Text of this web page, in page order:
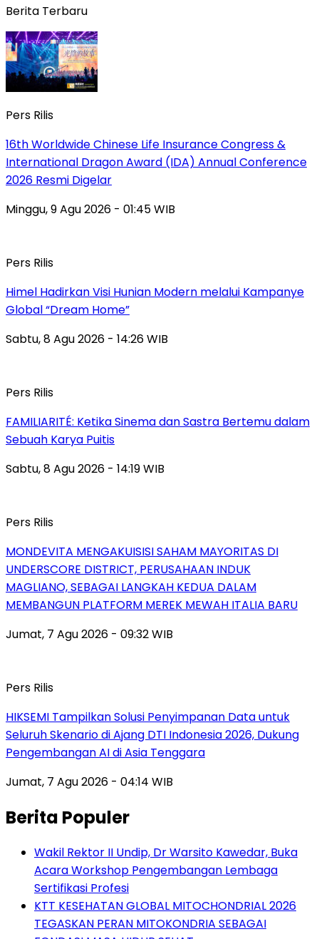
Berita Terbaru
Pers Rilis
16th Worldwide Chinese Life Insurance Congress &
International Dragon Award (IDA) Annual Conference
2026 Resmi Digelar
Minggu, 9 Agu 2026 - 01:45 WIB
Pers Rilis
Himel Hadirkan Visi Hunian Modern melalui Kampanye
Global “Dream Home”
Sabtu, 8 Agu 2026 - 14:26 WIB
Pers Rilis
FAMILIARITÉ: Ketika Sinema dan Sastra Bertemu dalam
Sebuah Karya Puitis
Sabtu, 8 Agu 2026 - 14:19 WIB
Pers Rilis
MONDEVITA MENGAKUISISI SAHAM MAYORITAS DI
UNDERSCORE DISTRICT, PERUSAHAAN INDUK
MAGLIANO, SEBAGAI LANGKAH KEDUA DALAM
MEMBANGUN PLATFORM MEREK MEWAH ITALIA BARU
Jumat, 7 Agu 2026 - 09:32 WIB
Pers Rilis
HIKSEMI Tampilkan Solusi Penyimpanan Data untuk
Seluruh Skenario di Ajang DTI Indonesia 2026, Dukung
Pengembangan AI di Asia Tenggara
Jumat, 7 Agu 2026 - 04:14 WIB
Berita Populer
Wakil Rektor II Undip, Dr Warsito Kawedar, Buka
Acara Workshop Pengembangan Lembaga
Sertifikasi Profesi
KTT KESEHATAN GLOBAL MITOCHONDRIAL 2026
TEGASKAN PERAN MITOKONDRIA SEBAGAI